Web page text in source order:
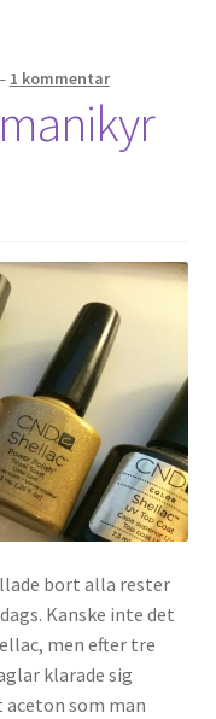
1 kommentar
bort alla rester
Kanske inte det
men efter tre
klarade sig
som man